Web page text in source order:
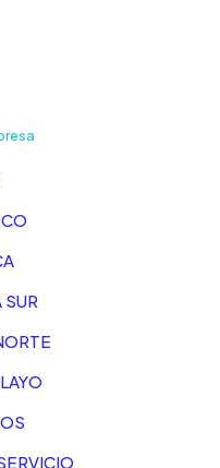
SUR